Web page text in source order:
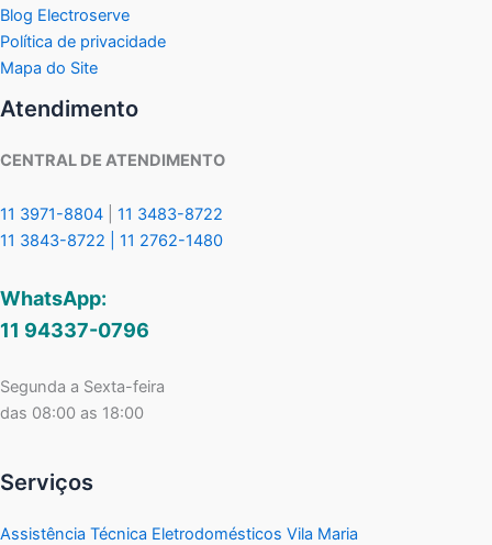
Blog Electroserve
Política de privacidade
Mapa do Site
Atendimento
CENTRAL DE ATENDIMENTO
11 3971-8804
11 3483-8722
11 3843-8722 | 11 2762-1480
WhatsApp:
11 94337-0796
Segunda a Sexta-feira
das 08:00 as 18:00
Serviços
Assistência Técnica Eletrodomésticos Vila Maria